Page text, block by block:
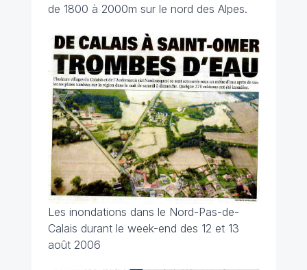
de 1800 à 2000m sur le nord des Alpes.
Les inondations dans le Nord-Pas-de-
Calais durant le week-end des 12 et 13
août 2006